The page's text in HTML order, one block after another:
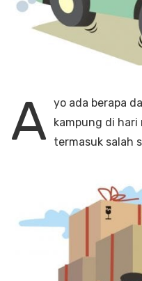
A yo ada berapa
kampung di
termasuk salah